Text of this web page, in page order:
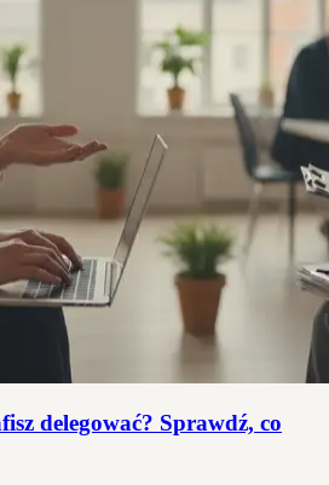
delegować? Sprawdź, co